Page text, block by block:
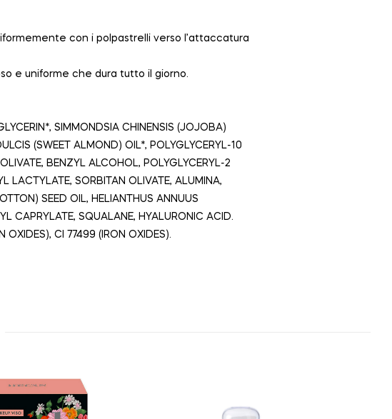
con i polpastrelli verso l’attaccatura
e uniforme che dura tutto il giorno.
SIMMONDSIA CHINENSIS (JOJOBA)
(SWEET ALMOND) OIL*, POLYGLYCERYL-10
BENZYL ALCOHOL, POLYGLYCERYL-2
LACTYLATE, SORBITAN OLIVATE, ALUMINA,
SEED OIL, HELIANTHUS ANNUUS
CAPRYLATE, SQUALANE, HYALURONIC ACID.
OXIDES), CI 77499 (IRON OXIDES).